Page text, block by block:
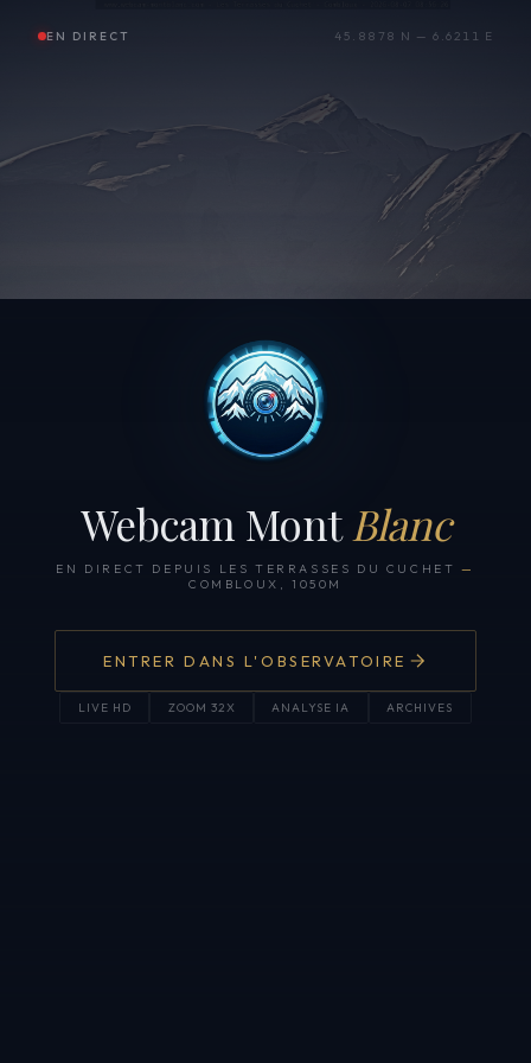
EN DIRECT 45.8878 N — 6.6211 E
Webcam Mont Blanc
EN DIRECT DEPUIS LES TERRASSES DU CUCHET —
COMBLOUX, 1050M
ENTRER DANS L'OBSERVATOIRE
LIVE HD ZOOM 32X ANALYSE IA ARCHIVES